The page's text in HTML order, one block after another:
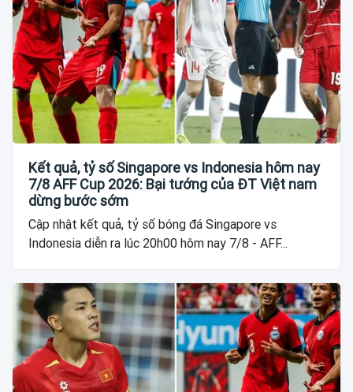
Kết quả, tỷ số Singapore vs Indonesia hôm nay
7/8 AFF Cup 2026: Bại tướng của ĐT Việt nam
dừng bước sớm
Cập nhật kết quả, tỷ số bóng đá Singapore vs
Indonesia diễn ra lúc 20h00 hôm nay 7/8 - AFF...